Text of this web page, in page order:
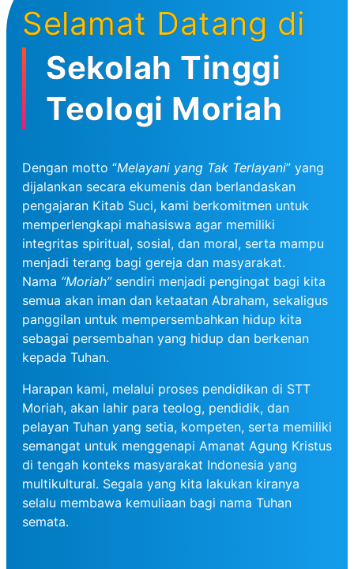
Selamat Datang di
Sekolah Tinggi
Teologi Moriah
Dengan motto “Melayani yang Tak Terlayani” yang
dijalankan secara ekumenis dan berlandaskan
pengajaran Kitab Suci, kami berkomitmen untuk
memperlengkapi mahasiswa agar memiliki
integritas spiritual, sosial, dan moral, serta mampu
menjadi terang bagi gereja dan masyarakat.
Nama “Moriah”sendiri menjadi pengingat bagi kita
semua akan iman dan ketaatan Abraham, sekaligus
panggilan untuk mempersembahkan hidup kita
sebagai persembahan yang hidup dan berkenan
kepada Tuhan.
Harapan kami, melalui proses pendidikan di STT
Moriah, akan lahir para teolog, pendidik, dan
pelayan Tuhan yang setia, kompeten, serta memiliki
semangat untuk menggenapi Amanat Agung Kristus
di tengah konteks masyarakat Indonesia yang
multikultural. Segala yang kita lakukan kiranya
selalu membawa kemuliaan bagi nama Tuhan
semata.